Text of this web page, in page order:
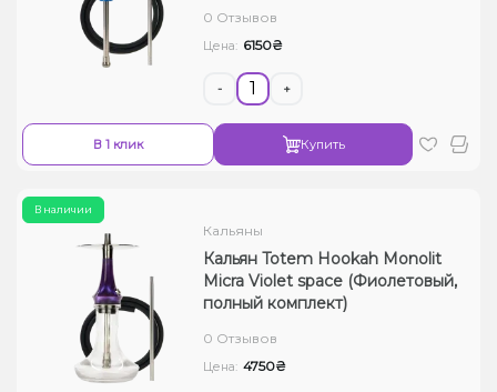
0 Отзывов
Цена: 6150₴
- +
В 1 клик Купить
В наличии
Кальяны
Кальян Totem Hookah Monolit
Micra Violet space (Фиолетовый,
полный комплект)
0 Отзывов
Цена: 4750₴